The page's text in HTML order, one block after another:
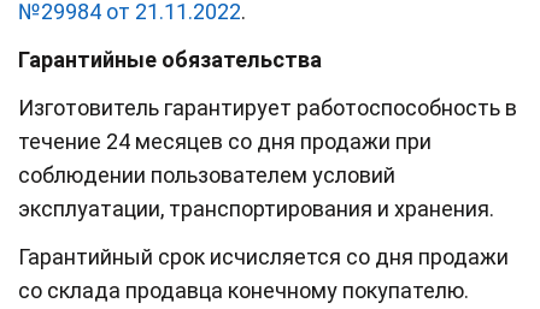
№29984 от 21.11.2022.
Гарантийные обязательства
Изготовитель гарантирует работоспособность в
течение 24 месяцев со дня продажи при
соблюдении пользователем условий
эксплуатации, транспортирования и хранения.
Гарантийный срок исчисляется со дня продажи
со склада продавца конечному покупателю.